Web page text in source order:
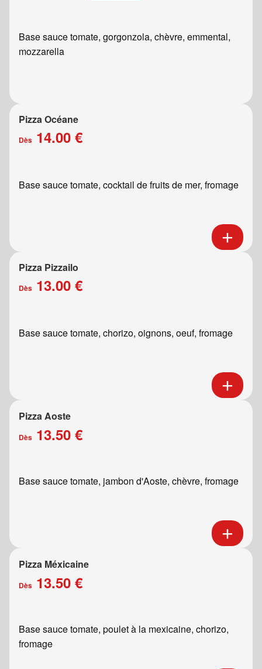
Base sauce tomate, gorgonzola, chèvre, emmental,
mozzarella
Pizza Océane
Dès 14.00 €
Base sauce tomate, cocktail de fruits de mer, fromage
Pizza Pizzailo
Dès 13.00 €
Base sauce tomate, chorizo, oignons, oeuf, fromage
Pizza Aoste
Dès 13.50 €
Base sauce tomate, jambon d'Aoste, chèvre, fromage
Pizza Méxicaine
Dès 13.50 €
Base sauce tomate, poulet à la mexicaine, chorizo,
fromage